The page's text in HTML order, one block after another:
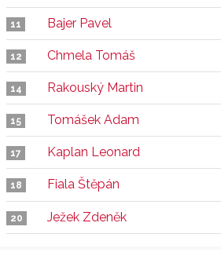
11 Bajer Pavel
12 Chmela Tomáš
14 Rakouský Martin
15 Tomášek Adam
17 Kaplan Leonard
18 Fiala Štěpán
20 Ježek Zdeněk